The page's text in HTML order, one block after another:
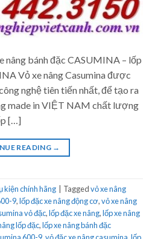
nâng bánh đặc CASUMINA – lốp
Vỏ xe nâng Casumina được
nghệ tiên tiến nhất, để tạo ra
made in VIỆT NAM chất lượng
[…]
READING →
kiện chính hãng Taggedvỏ xe nâng
9,lốp đặc xe nâng động cơ,vỏ xe nâng
vỏ đặc,lốp đặc xe nâng,lốp xe nâng
lốp đặc,lốp xe nâng bánh đặc